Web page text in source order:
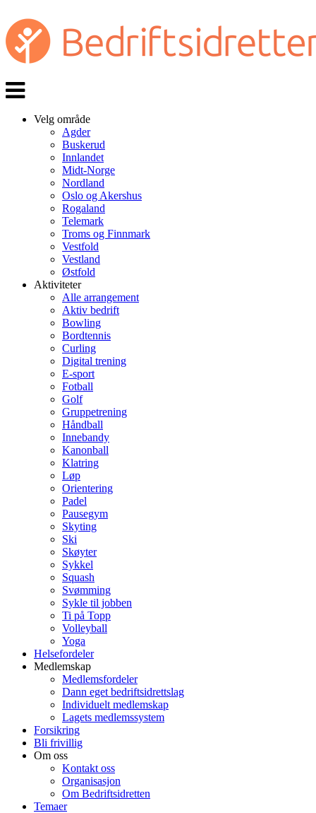
Veksle
navigasjon
Velg område
Agder
Buskerud
Innlandet
Midt-Norge
Nordland
Oslo og Akershus
Rogaland
Telemark
Troms og Finnmark
Vestfold
Vestland
Østfold
Aktiviteter
Alle arrangement
Aktiv bedrift
Bowling
Bordtennis
Curling
Digital trening
E-sport
Fotball
Golf
Gruppetrening
Håndball
Innebandy
Kanonball
Klatring
Løp
Orientering
Padel
Pausegym
Skyting
Ski
Skøyter
Sykkel
Squash
Svømming
Sykle til jobben
Ti på Topp
Volleyball
Yoga
Helsefordeler
Medlemskap
Medlemsfordeler
Dann eget bedriftsidrettslag
Individuelt medlemskap
Lagets medlemssystem
Forsikring
Bli frivillig
Om oss
Kontakt oss
Organisasjon
Om Bedriftsidretten
Temaer